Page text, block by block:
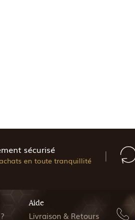
sécurisé
en toute tranquillité
Aide
Livraison & Retours